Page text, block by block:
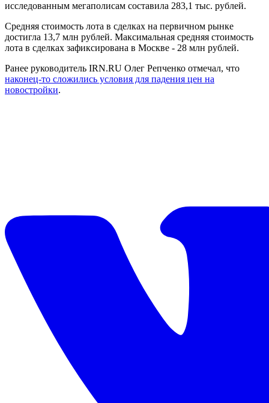
исследованным мегаполисам составила 283,1 тыс. рублей.
Средняя стоимость лота в сделках на первичном рынке
достигла 13,7 млн рублей. Максимальная средняя стоимость
лота в сделках зафиксирована в Москве - 28 млн рублей.
Ранее руководитель IRN.RU Олег Репченко отмечал, что
наконец-то сложились условия для падения цен на
новостройки.